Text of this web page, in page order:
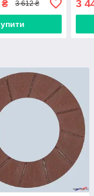
3 612 ₴ 3